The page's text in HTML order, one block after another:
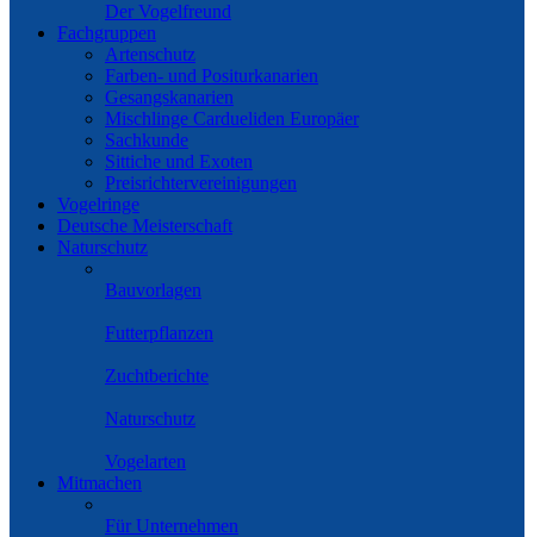
Der Vogelfreund
Fachgruppen
Artenschutz
Farben- und Positurkanarien
Gesangskanarien
Mischlinge Cardueliden Europäer
Sachkunde
Sittiche und Exoten
Preisrichtervereinigungen
Vogelringe
Deutsche Meisterschaft
Naturschutz
Bauvorlagen
Futterpflanzen
Zuchtberichte
Naturschutz
Vogelarten
Mitmachen
Für Unternehmen